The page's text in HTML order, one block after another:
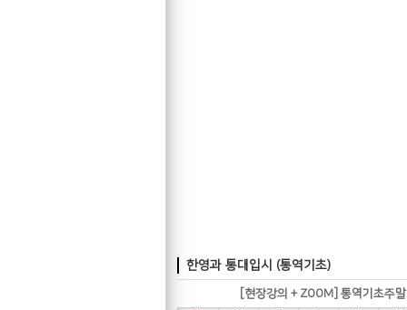
한영과 통대입시 (통역기초)
[현장강의 + ZOOM] 통역기초주말